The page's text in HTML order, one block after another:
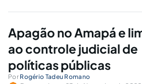
afastam a obrigação principal dos
Apagão no Amapá e
ao controle judicial de
políticas públicas
Por Rogério Tadeu Romano